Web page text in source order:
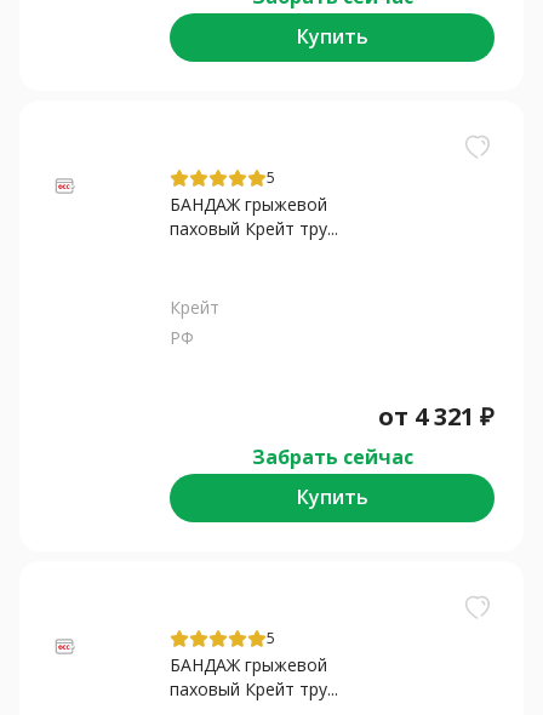
Купить
5
БАНДАЖ грыжевой
паховый Крейт тру...
Крейт
РФ
от 4 321 ₽
Забрать сейчас
Купить
5
БАНДАЖ грыжевой
паховый Крейт тру...